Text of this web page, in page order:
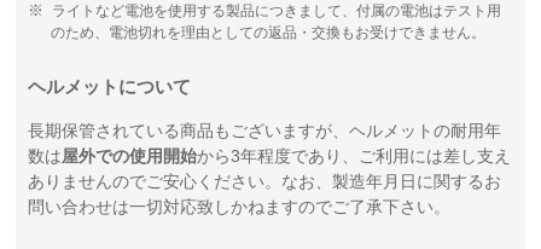
ライトなど電池を使用する製品につきまして、付属の電池はテスト用
のため、電池切れを理由としての返品・交換もお受けできません。
ヘルメットについて
長期保管されている商品もございますが、ヘルメットの耐用年
数は屋外での使用開始から3年程度であり、ご利用には差し支え
ありませんのでご安心ください。なお、製造年月日に関するお
問い合わせは一切対応致しかねますのでご了承下さい。